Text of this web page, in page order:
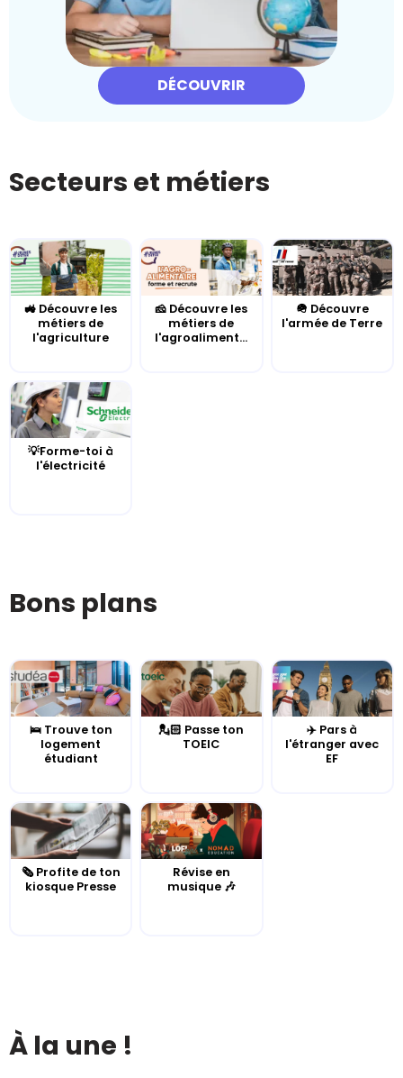
DÉCOUVRIR
Secteurs et métiers
🚜 Découvre les
métiers de
l'agriculture
🧀 Découvre les
métiers de
l'agroaliment...
🪖 Découvre
l'armée de Terre
💡Forme-toi à
l'électricité
Bons plans
🛌 Trouve ton
logement
étudiant
💂🏻 Passe ton
TOEIC
✈️ Pars à
l'étranger avec
EF
🗞️ Profite de ton
kiosque Presse
Révise en
musique 🎶
À la une !